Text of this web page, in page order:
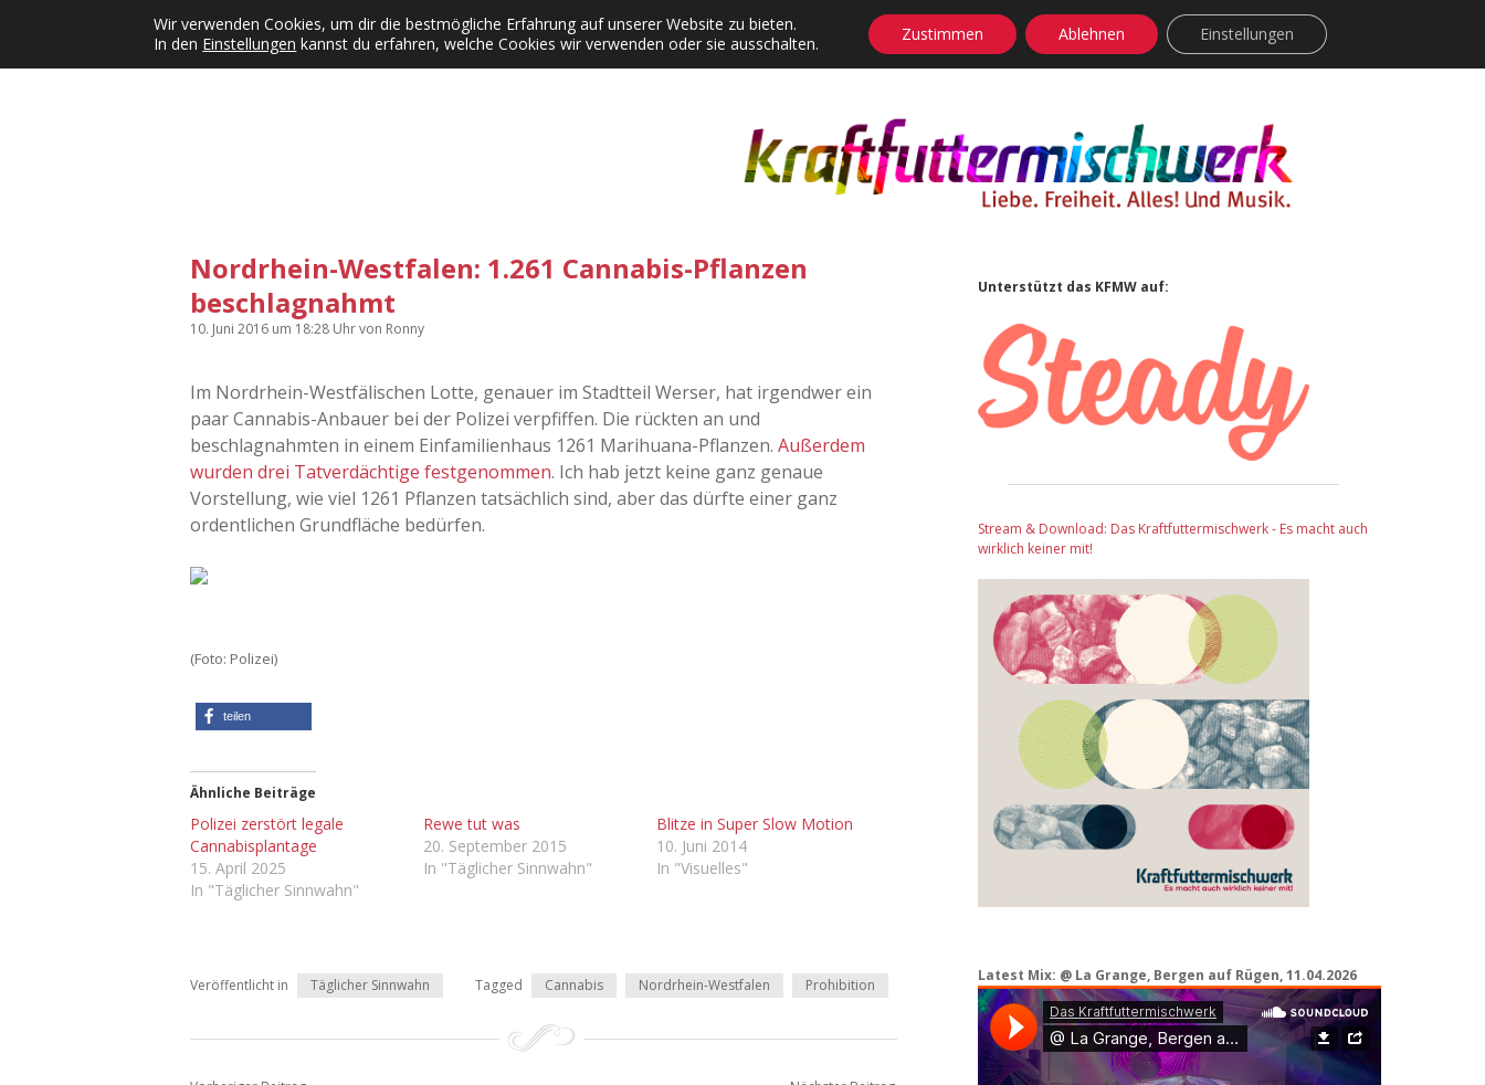
Kategorien Dropdown-Menü öffnen
KFMW-Disco Dates Instagrams Contact Adventskalender Dropdown-Menü öffnen facebook
instagram
rss soundcloud
vimeoBluesky
Nordrhein-Westfalen: 1.261 Cannabis-Pflanzen
beschlagnahmt
10. Juni 2016 um 18:28 Uhrvon Ronny
Im Nordrhein-Westfälischen Lotte, genauer im Stadtteil Werser, hat irgendwer ein
paar Cannabis-Anbauer bei der Polizei verpfiffen. Die rückten an und
beschlagnahmten in einem Einfamilienhaus 1261 Marihuana-Pflanzen. Außerdem
wurden drei Tatverdächtige festgenommen. Ich hab jetzt keine ganz genaue
Vorstellung, wie viel 1261 Pflanzen tatsächlich sind, aber das dürfte einer ganz
ordentlichen Grundfläche bedürfen.
(Foto: Polizei)
teilen
Ähnliche Beiträge
Polizei zerstört legale
Cannabisplantage
15. April 2025
In "Täglicher Sinnwahn"
Rewe tut was
20. September 2015
In "Täglicher Sinnwahn"
Blitze in Super Slow Motion
10. Juni 2014
In "Visuelles"
Veröffentlicht in Täglicher Sinnwahn Tagged Cannabis Nordrhein-Westfalen Prohibition
Sidebar
Unterstützt das KFMW auf:
Stream & Download: Das Kraftfuttermischwerk - Es macht auch
wirklich keiner mit!
Latest Mix: @ La Grange, Bergen auf Rügen, 11.04.2026
Wir verwenden Cookies, um dir die bestmögliche Erfahrung auf unserer Website zu bieten.
In den Einstellungen kannst du erfahren, welche Cookies wir verwenden oder sie ausschalten. Zustimmen Ablehnen Einstellungen